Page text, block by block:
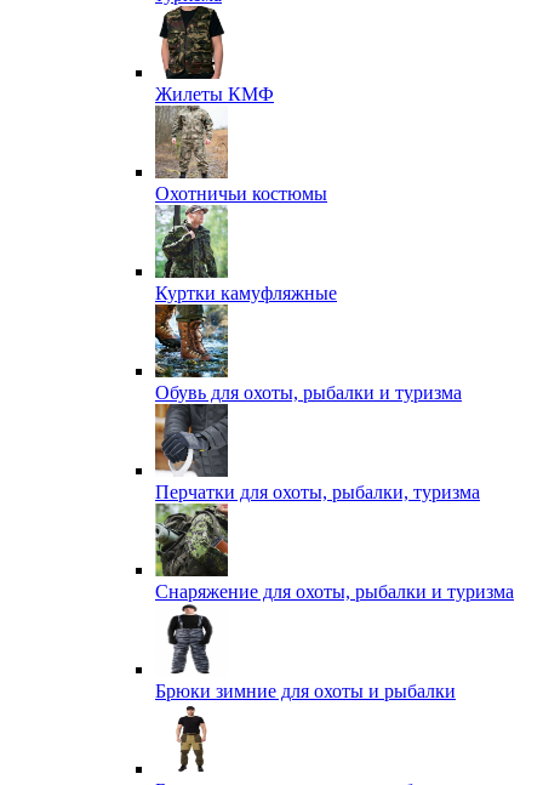
Жилеты КМФ
Охотничьи костюмы
Куртки камуфляжные
Обувь для охоты, рыбалки и туризма
Перчатки для охоты, рыбалки, туризма
Снаряжение для охоты, рыбалки и туризма
Брюки зимние для охоты и рыбалки